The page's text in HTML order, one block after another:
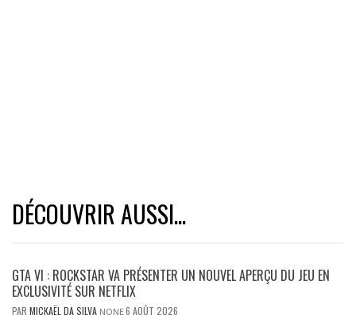
DÉCOUVRIR AUSSI...
GTA VI : ROCKSTAR VA PRÉSENTER UN NOUVEL APERÇU DU JEU EN
EXCLUSIVITÉ SUR NETFLIX
PAR MICKAËL DA SILVA NONE6 AOÛT 2026